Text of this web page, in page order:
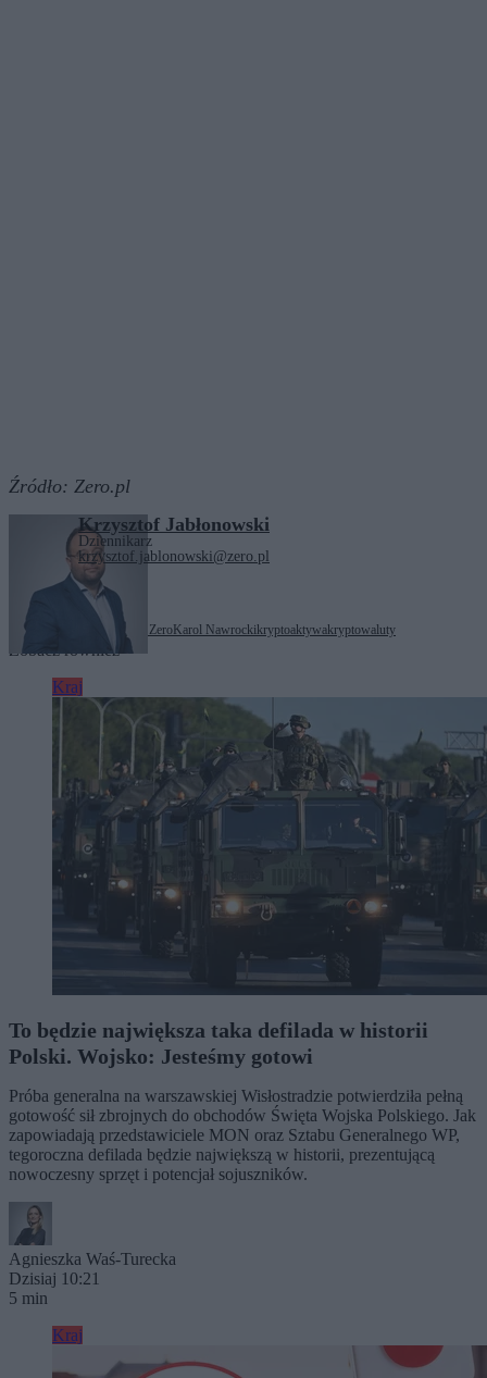
Źródło: Zero.pl
Krzysztof Jabłonowski
Dziennikarz
krzysztof.jablonowski@zero.pl
Tagi: Borys Budka Kanał ZeroKarol Nawrockikryptoaktywakryptowaluty
Zobacz również
Kraj
To będzie największa taka defilada w historii
Polski. Wojsko: Jesteśmy gotowi
Próba generalna na warszawskiej Wisłostradzie potwierdziła pełną
gotowość sił zbrojnych do obchodów Święta Wojska Polskiego. Jak
zapowiadają przedstawiciele MON oraz Sztabu Generalnego WP,
tegoroczna defilada będzie największą w historii, prezentującą
nowoczesny sprzęt i potencjał sojuszników.
Agnieszka Waś-Turecka
Dzisiaj 10:21
5 min
Kraj